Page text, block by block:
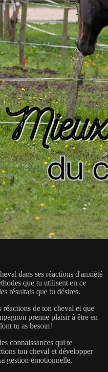
dans ses réactions d'anxiété
que tu utilisent en ce
résultats que tu désires.
de ton cheval et que
prenne plaisir à être en
tu as besoin!
connaissances qui te
ton cheval et développer
gestion émotionnelle.